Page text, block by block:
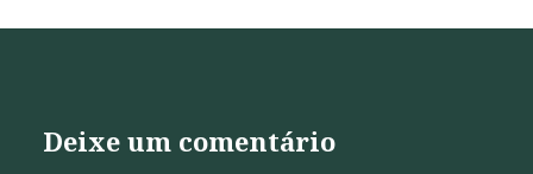
Deixe um comentário